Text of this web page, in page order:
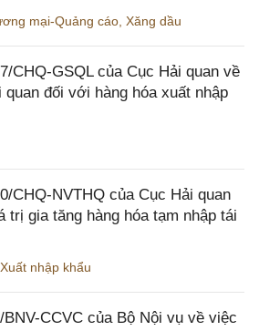
mại-Quảng cáo Xăng dầu
CHQ-GSQL của Cục Hải quan về
đối với hàng hóa xuất nhập
CHQ-NVTHQ của Cục Hải quan
trị gia tăng hàng hóa tạm nhập tái
Xuất nhập khẩu
BNV-CCVC của Bộ Nội vụ về việc